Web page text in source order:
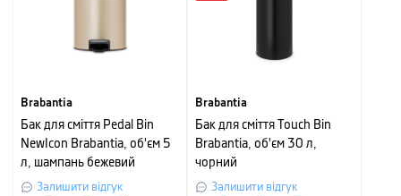
Brabantia
Бак для сміття Pedal Bin
NewIcon Brabantia, об'єм 5
л, шампань бежевий
Залишити відгук
Brabantia
Бак для сміття Touch Bin
Brabantia, об'єм 30 л,
чорний
Залишити відгук